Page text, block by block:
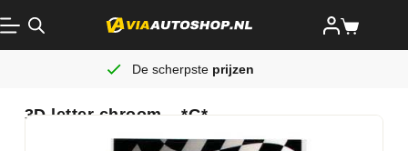
De scherpste prijzen
3D letter chroom – *G*